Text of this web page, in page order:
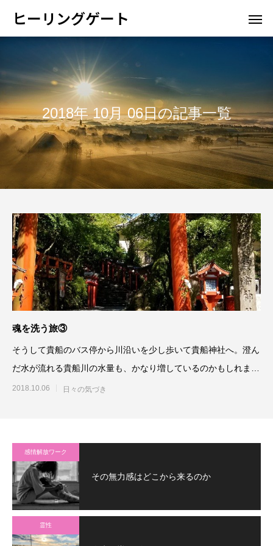
ヒーリングゲート
2018年 10月 06日の記事一覧
魂を洗う旅③
そうして貴船のバス停から川沿いを少し歩いて貴船神社へ。澄ん
だ水が流れる貴船川の水量も、かなり増しているのかもしれませ
ん。勢いよく流れるその水
2018.10.06 日々の気づき
感情解放ワーク
その無力感はどこから来るのか
霊性